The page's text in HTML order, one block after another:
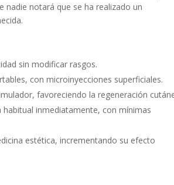
notará que se ha realizado un
sin modificar rasgos.
con microinyecciones superficiales.
favoreciendo la regeneración
inmediatamente, con mínimas
estética, incrementando su efecto